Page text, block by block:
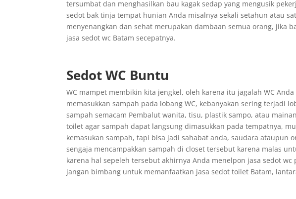
tersumbat dan menghasilkan bau kagak sedap yang mengusik
sedot bak tinja tempat hunian Anda misalnya sekali setahun atau
menyenangkan dan sehat merupakan dambaan semua orang, jika
jasa sedot wc Batam secepatnya.
Sedot WC Buntu
WC mampet membikin kita jengkel, oleh karena itu jagalah WC
memasukkan sampah pada lobang WC, kebanyakan sering terjadi
sampah semacam Pembalut wanita, tisu, plastik sampo, atau
toilet agar sampah dapat langsung dimasukkan pada tempatnya,
kemasukan sampah, tapi bisa jadi sahabat anda, saudara ataupun
sengaja mencampakkan sampah di closet tersebut karena malas
karena hal sepeleh tersebut akhirnya Anda menelpon jasa sedot
jangan bimbang untuk memanfaatkan jasa sedot toilet Batam,